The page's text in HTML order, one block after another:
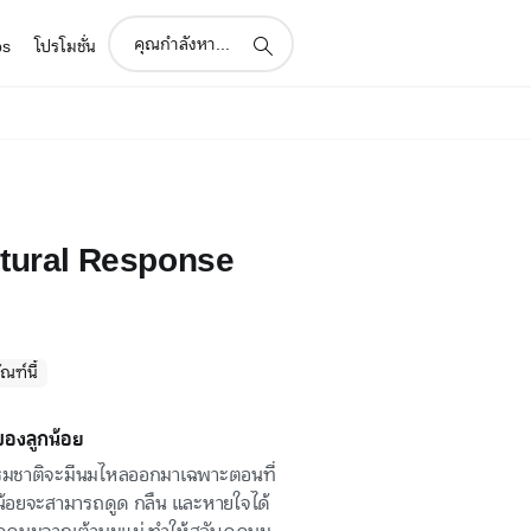
โปรโมชั่น
search
Response
ณฑ์นี้
งลูกน้อย
าติจะมีนมไหลออกมาเฉพาะตอนที่
จะสามารถดูด กลืน และหายใจได้